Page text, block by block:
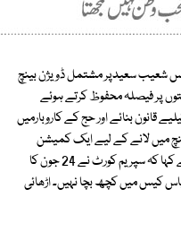
شعیب سعیدپر مشتمل ڈویژن بینچ
پر فیصلہ محفوظ کرتے ہوئے
قانون بنائے اور حج کے کاروبارمیں
میں لانے کے لیے ایک کمیشن
بنائے۔ ایڈیشنل اٹارنی جنرل عبدالحئی گیلانی نے کہا کہ سپریم کورٹ نے 24 جون کا
کیس میں کچھ بچا نہیں۔ اڑھائی